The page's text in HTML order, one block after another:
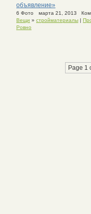
объявление»
6 Фото марта 21, 2013
Вещи » стройматериалы |
Ровно
Page 1